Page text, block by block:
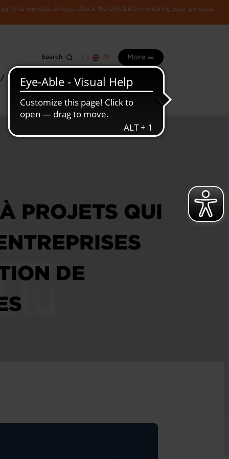
this website. Always check the URL before entering your personal
Search More
/
information
Luxembourg
economy
PROJETS QUI
DE